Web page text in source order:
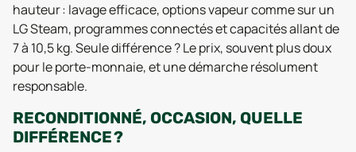
hauteur : lavage efficace, options vapeur comme sur un
LG Steam, programmes connectés et capacités allant de
7 à 10,5 kg. Seule différence ? Le prix, souvent plus doux
pour le porte-monnaie, et une démarche résolument
responsable.
RECONDITIONNÉ, OCCASION, QUELLE
DIFFÉRENCE ?